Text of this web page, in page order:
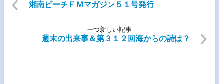
湘南ビーチＦＭマガジン５１号発行
一つ新しい記事
週末の出来事＆第３１２回海からの詩は？